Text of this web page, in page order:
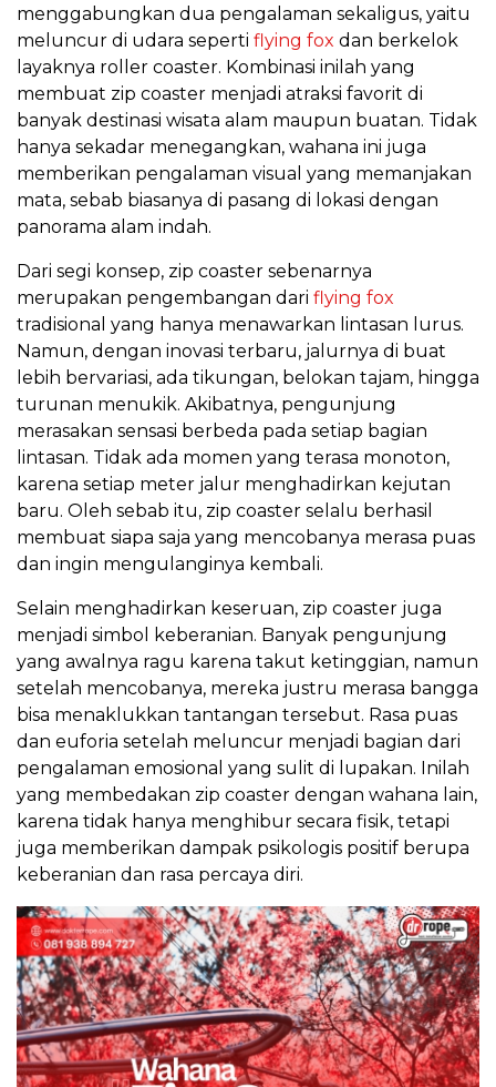
menggabungkan dua pengalaman sekaligus, yaitu
meluncur di udara seperti flying fox dan berkelok
layaknya roller coaster. Kombinasi inilah yang
membuat zip coaster menjadi atraksi favorit di
banyak destinasi wisata alam maupun buatan. Tidak
hanya sekadar menegangkan, wahana ini juga
memberikan pengalaman visual yang memanjakan
mata, sebab biasanya di pasang di lokasi dengan
panorama alam indah.
Dari segi konsep, zip coaster sebenarnya
merupakan pengembangan dari flying fox
tradisional yang hanya menawarkan lintasan lurus.
Namun, dengan inovasi terbaru, jalurnya di buat
lebih bervariasi, ada tikungan, belokan tajam, hingga
turunan menukik. Akibatnya, pengunjung
merasakan sensasi berbeda pada setiap bagian
lintasan. Tidak ada momen yang terasa monoton,
karena setiap meter jalur menghadirkan kejutan
baru. Oleh sebab itu, zip coaster selalu berhasil
membuat siapa saja yang mencobanya merasa puas
dan ingin mengulanginya kembali.
Selain menghadirkan keseruan, zip coaster juga
menjadi simbol keberanian. Banyak pengunjung
yang awalnya ragu karena takut ketinggian, namun
setelah mencobanya, mereka justru merasa bangga
bisa menaklukkan tantangan tersebut. Rasa puas
dan euforia setelah meluncur menjadi bagian dari
pengalaman emosional yang sulit di lupakan. Inilah
yang membedakan zip coaster dengan wahana lain,
karena tidak hanya menghibur secara fisik, tetapi
juga memberikan dampak psikologis positif berupa
keberanian dan rasa percaya diri.